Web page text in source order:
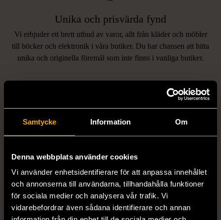
Samtycke Information Om
Denna webbplats använder cookies
Vi använder enhetsidentifierare för att anpassa innehållet
och annonserna till användarna, tillhandahålla funktioner
för sociala medier och analysera vår trafik. Vi
vidarebefordrar även sådana identifierare och annan
Unika och prisvärda fynd
Vi erbjuder ett brett utbud av varor, allt från kläder och möbler
till böcker och elektronik i våra butiker. Du har chansen att hitta
unika och originella föremål som inte finns i vanliga butiker.
LIKNANDE PRODUKTER
Hitta produkter som påminner om denna
MISSONI
Missoni - Klänning -
Stickad - Grön - Premium
1/5
GIANFRANCO FERRE
STUDIO
Gianfranco Ferre Studio -